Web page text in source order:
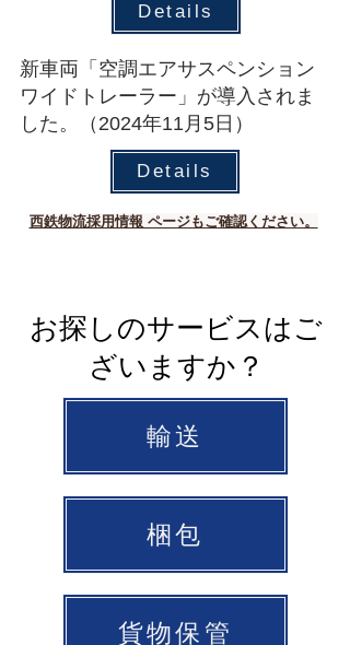
Details
​新車両「空調エアサスペンション
ワイドトレーラー」が導入されま
した。（2024年11月5日）
Details
西鉄物流採用情報 ページもご確認ください。
​お探しのサービスはご
ざいますか？
輸送
梱包
貨物保管